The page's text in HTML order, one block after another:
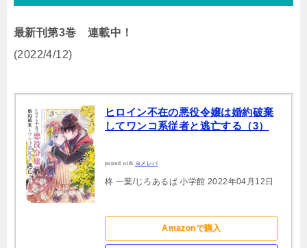
最新刊第3巻 連載中！
(2022/4/12)
ヒロイン不在の悪役令嬢は婚約破棄
してワンコ系従者と逃亡する（3）
posted with ヨメレバ
柊 一葉/じろあるば 小学館 2022年04月12日
Amazonで購入